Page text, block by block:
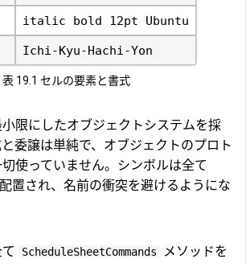
italic bold 12pt Ubuntu
Ichi-Kyu-Hachi-Yon
表 19.1 セルの要素と書式
限にしたオブジェクトシステムを採
委譲は単純で、オブジェクトのプロト
使っていません。シンボルは全て
置され、名前の衝突を避けるようにな
ScheduleSheetCommands
メソッドを